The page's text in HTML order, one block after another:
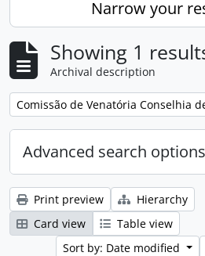
Narrow your
Showing 1
Archival description
Remove filter:
Comissão de Venatória Conselhia
Advanced search options
Print preview
Hierarchy
Card view
Table view
Sort by: Date modified